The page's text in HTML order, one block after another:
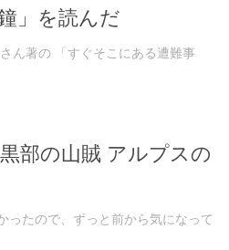
」を読んだ
ん著の 「すぐそこにある遭難事
部の山賊 アルプスの
ったので、ずっと前から気になって